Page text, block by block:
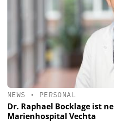
NEWS • PERSONAL
Dr. Raphael Bocklage ist
Marienhospital Vechta